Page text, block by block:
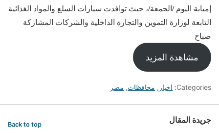
إمبابة اليوم /الجمعة/، حيث توافدت سيارات السلع والمواد الغذائية
التابعة لوزارة التموين والتجارة الداخلية والشركات المشاركة
صباح
مشاهدة المزيد
Categories: اخبار , محافظات, مصر
جريدة المقال Back to top